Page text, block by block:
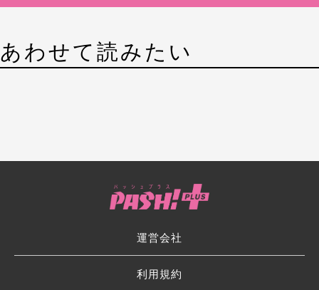
あわせて読みたい
運営会社
利用規約